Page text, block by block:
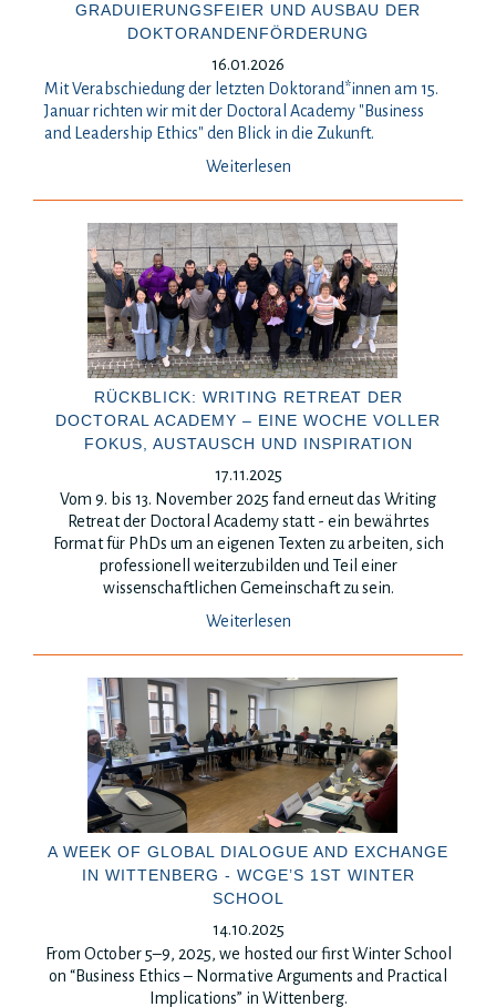
GRADUIERUNGSFEIER UND AUSBAU DER
DOKTORANDENFÖRDERUNG
16.01.2026
Mit Verabschiedung der letzten Doktorand*innen am 15.
Januar richten wir mit der Doctoral Academy "Business
and Leadership Ethics" den Blick in die Zukunft.
Weiterlesen
RÜCKBLICK: WRITING RETREAT DER
DOCTORAL ACADEMY – EINE WOCHE VOLLER
FOKUS, AUSTAUSCH UND INSPIRATION
17.11.2025
Vom 9. bis 13. November 2025 fand erneut das Writing
Retreat der Doctoral Academy statt - ein bewährtes
Format für PhDs um an eigenen Texten zu arbeiten, sich
professionell weiterzubilden und Teil einer
wissenschaftlichen Gemeinschaft zu sein.
Weiterlesen
A WEEK OF GLOBAL DIALOGUE AND EXCHANGE
IN WITTENBERG - WCGE’S 1ST WINTER
SCHOOL
14.10.2025
From October 5–9, 2025, we hosted our first Winter School
on “Business Ethics – Normative Arguments and Practical
Implications” in Wittenberg.